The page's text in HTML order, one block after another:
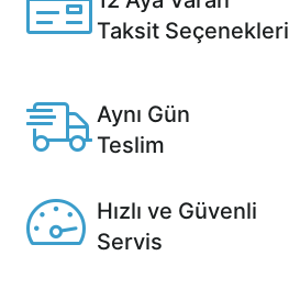
Taksit Seçenekleri
Aynı Gün
Teslim
Hızlı ve Güvenli
Servis